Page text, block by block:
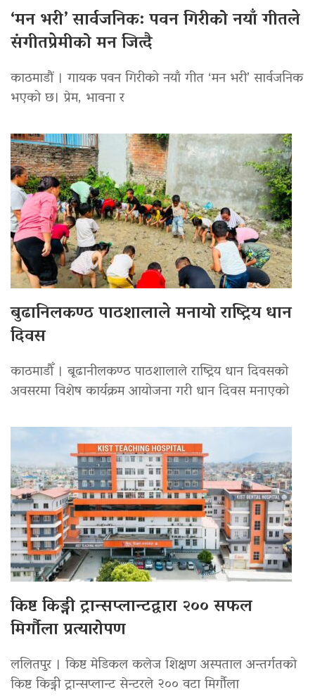
‘मन भरी’ सार्वजनिक: पवन गिरीको नयाँ गीतले
संगीतप्रेमीको मन जित्दै
काठमाडौं । गायक पवन गिरीको नयाँ गीत ‘मन भरी’ सार्वजनिक
भएको छ। प्रेम, भावना र
बुढानिलकण्ठ पाठशालाले मनायो राष्ट्रिय धान
दिवस
काठमाडौँ । बूढानीलकण्ठ पाठशालाले राष्ट्रिय धान दिवसको
अवसरमा विशेष कार्यक्रम आयोजना गरी धान दिवस मनाएको
किष्ट किड्नी ट्रान्सप्लान्टद्वारा २०० सफल
मिर्गौला प्रत्यारोपण
ललितपुर । किष्ट मेडिकल कलेज शिक्षण अस्पताल अन्तर्गतको
किष्ट किड्नी ट्रान्सप्लान्ट सेन्टरले २०० वटा मिर्गौला